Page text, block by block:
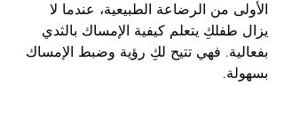
الأولى من الرضاعة الطبيعية، عندما لا
يزال طفلكِ يتعلم كيفية الإمساك بالثدي
بفعالية. فهي تتيح لكِ رؤية وضبط الإمساك
بسهولة.